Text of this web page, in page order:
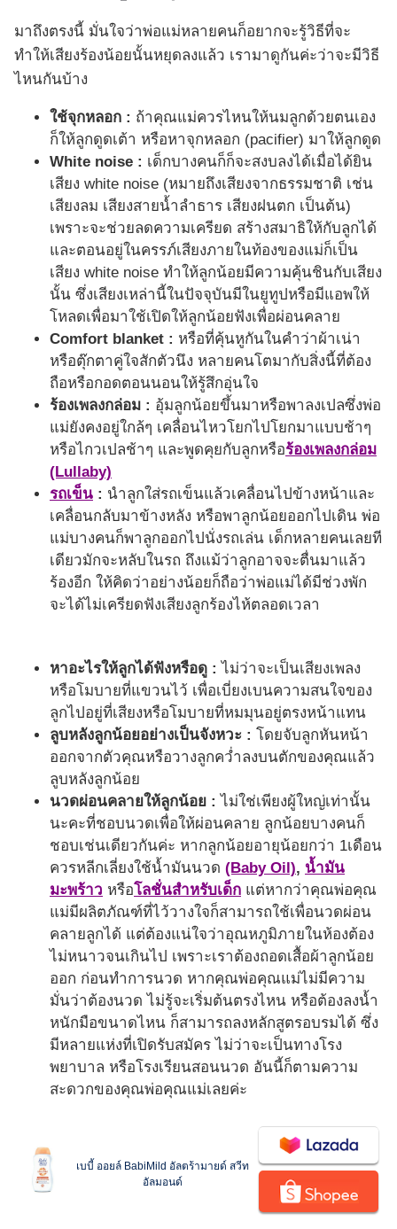
มาถึงตรงนี้ มั่นใจว่าพ่อแม่หลายคนก็อยากจะรู้วิธีที่จะ
ทำให้เสียงร้องน้อยนั้นหยุดลงแล้ว เรามาดูกันค่ะว่าจะมีวิธี
ไหนกันบ้าง
ใช้จุกหลอก : ถ้าคุณแม่ควรไหนให้นมลูกด้วยตนเอง
ก็ให้ลูกดูดเต้า หรือหาจุกหลอก (pacifier) มาให้ลูกดูด
White noise : เด็กบางคนก็ก็จะสงบลงได้เมื่อได้ยิน
เสียง white noise (หมายถึงเสียงจากธรรมชาติ เช่น
เสียงลม เสียงสายน้ำลำธาร เสียงฝนตก เป็นต้น)
เพราะจะช่วยลดความเครียด สร้างสมาธิให้กับลูกได้
และตอนอยู่ในครรภ์เสียงภายในท้องของแม่ก็เป็น
เสียง white noise ทำให้ลูกน้อยมีความคุ้นชินกับเสียง
นั้น ซึ่งเสียงเหล่านี้ในปัจจุบันมีในยูทูปหรือมีแอพให้
โหลดเพื่อมาใช้เปิดให้ลูกน้อยฟังเพื่อผ่อนคลาย
Comfort blanket : หรือที่คุ้นหูกันในคำว่าผ้าเน่า
หรือตุ๊กตาคู่ใจสักตัวนึง หลายคนโตมากับสิ่งนี้ที่ต้อง
ถือหรือกอดตอนนอนให้รู้สึกอุ่นใจ
ร้องเพลงกล่อม : อุ้มลูกน้อยขึ้นมาหรือพาลงเปลซึ่งพ่อ
แม่ยังคงอยู่ใกล้ๆ เคลื่อนไหวโยกไปโยกมาแบบช้าๆ
หรือไกวเปลช้าๆ และพูดคุยกับลูกหรือร้องเพลงกล่อม
(Lullaby)
รถเข็น : นำลูกใส่รถเข็นแล้วเคลื่อนไปข้างหน้าและ
เคลื่อนกลับมาข้างหลัง หรือพาลูกน้อยออกไปเดิน พ่อ
แม่บางคนก็พาลูกออกไปนั่งรถเล่น เด็กหลายคนเลยที
เดียวมักจะหลับในรถ ถึงแม้ว่าลูกอาจจะตื่นมาแล้ว
ร้องอีก ให้คิดว่าอย่างน้อยก็ถือว่าพ่อแม่ได้มีช่วงพัก
จะได้ไม่เครียดฟังเสียงลูกร้องไห้ตลอดเวลา
หาอะไรให้ลูกได้ฟังหรือดู : ไม่ว่าจะเป็นเสียงเพลง
หรือโมบายที่แขวนไว้ เพื่อเบี่ยงเบนความสนใจของ
ลูกไปอยู่ที่เสียงหรือโมบายที่หมมุนอยู่ตรงหน้าแทน
ลูบหลังลูกน้อยอย่างเป็นจังหวะ : โดยจับลูกหันหน้า
ออกจากตัวคุณหรือวางลูกคว่ำลงบนตักของคุณแล้ว
ลูบหลังลูกน้อย
นวดผ่อนคลายให้ลูกน้อย : ไม่ใช่เพียงผู้ใหญ่เท่านั้น
นะคะที่ชอบนวดเพื่อให้ผ่อนคลาย ลูกน้อยบางคนก็
ชอบเช่นเดียวกันค่ะ หากลูกน้อยอายุน้อยกว่า 1เดือน
ควรหลีกเลี่ยงใช้น้ำมันนวด (Baby Oil), น้ำมัน
มะพร้าว หรือโลชั่นสำหรับเด็ก แต่หากว่าคุณพ่อคุณ
แม่มีผลิตภัณฑ์ที่ไว้วางใจก็สามารถใช้เพื่อนวดผ่อน
คลายลูกได้ แต่ต้องแน่ใจว่าอุณหภูมิภายในห้องต้อง
ไม่หนาวจนเกินไป เพราะเราต้องถอดเสื้อผ้าลูกน้อย
ออก ก่อนทำการนวด หากคุณพ่อคุณแม่ไม่มีความ
มั่นว่าต้องนวด ไม่รู้จะเริ่มต้นตรงไหน หรือต้องลงน้ำ
หนักมือขนาดไหน ก็สามารถลงหลักสูตรอบรมได้ ซึ่ง
มีหลายแห่งที่เปิดรับสมัคร ไม่ว่าจะเป็นทางโรง
พยาบาล หรือโรงเรียนสอนนวด อันนี้ก็ตามความ
สะดวกของคุณพ่อคุณแม่เลยค่ะ
เบบี้ ออยล์ BabiMild อัลตร้ามายด์ สวีท
อัลมอนด์